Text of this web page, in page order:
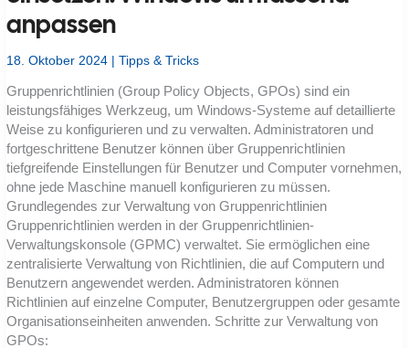
anpassen
18. Oktober 2024 |Tipps & Tricks
Gruppenrichtlinien (Group Policy Objects, GPOs) sind ein
leistungsfähiges Werkzeug, um Windows-Systeme auf detaillierte
Weise zu konfigurieren und zu verwalten. Administratoren und
fortgeschrittene Benutzer können über Gruppenrichtlinien
tiefgreifende Einstellungen für Benutzer und Computer vornehmen,
ohne jede Maschine manuell konfigurieren zu müssen.
Grundlegendes zur Verwaltung von Gruppenrichtlinien
Gruppenrichtlinien werden in der Gruppenrichtlinien-
Verwaltungskonsole (GPMC) verwaltet. Sie ermöglichen eine
zentralisierte Verwaltung von Richtlinien, die auf Computern und
Benutzern angewendet werden. Administratoren können
Richtlinien auf einzelne Computer, Benutzergruppen oder gesamte
Organisationseinheiten anwenden. Schritte zur Verwaltung von
GPOs: